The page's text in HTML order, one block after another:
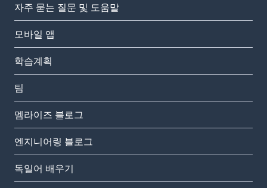
자주 묻는 질문 및 도움말
모바일 앱
학습계획
팀
멤라이즈 블로그
엔지니어링 블로그
독일어 배우기